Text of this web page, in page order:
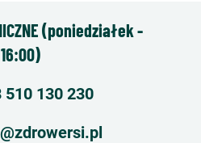
(poniedziałek -
510 130 230